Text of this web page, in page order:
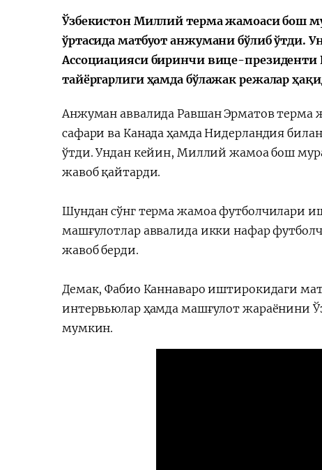
‘Орталық Азия -
Қытай’ бірінші
Ўзбекистон Миллий терма жамоаси бош
ўртасида матбуот анжумани бўлиб ўтди.
Ассоциацияси биринчи вице-
тайёргарлиги ҳамда бўлажак режалар
Анжуман аввалида Равшан Эрматов терма
сафари ва Канада ҳамда Нидерландия
ўтди. Ундан кейин, Миллий жамоа бош
жавоб қайтарди.
Шундан сўнг терма жамоа футболчилари
машғулотлар аввалида икки нафар
жавоб берди.
Демак, Фабио Каннаваро иштирокидаги
интервьюлар ҳамда машғулот жараёнини
мумкин.